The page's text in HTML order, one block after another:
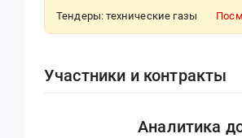
Тендеры: технические газы
Участники и контракты
Аналитика